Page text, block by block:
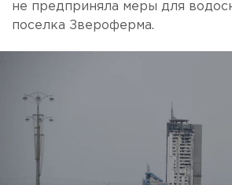
не предприняла меры для
поселка Звероферма.